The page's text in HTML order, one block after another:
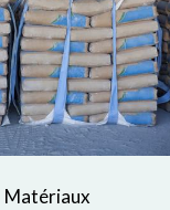
Matériaux